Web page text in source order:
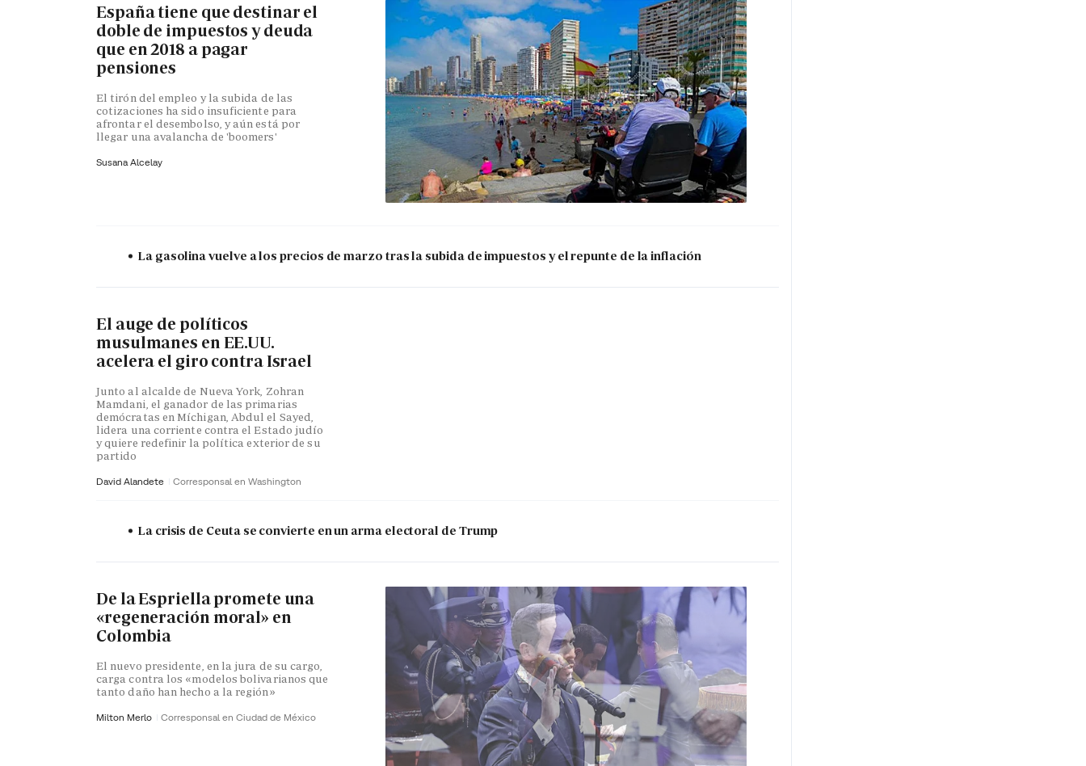
España tiene que destinar el
doble de impuestos y deuda
que en 2018 a pagar
pensiones
El tirón del empleo y la subida de las
cotizaciones ha sido insuficiente para
afrontar el desembolso, y aún está por
llegar una avalancha de 'boomers'
Susana Alcelay
La gasolina vuelve a los precios de marzo tras la subida de impuestos y el repunte de la inflación
El auge de políticos
musulmanes en EE.UU.
acelera el giro contra Israel
Junto al alcalde de Nueva York, Zohran
Mamdani, el ganador de las primarias
demócratas en Míchigan, Abdul el Sayed,
lidera una corriente contra el Estado judío
y quiere redefinir la política exterior de su
partido
David Alandete Corresponsal en Washington
La crisis de Ceuta se convierte en un arma electoral de Trump
De la Espriella promete una
«regeneración moral» en
Colombia
El nuevo presidente, en la jura de su cargo,
carga contra los «modelos bolivarianos que
tanto daño han hecho a la región»
Milton Merlo Corresponsal en Ciudad de México